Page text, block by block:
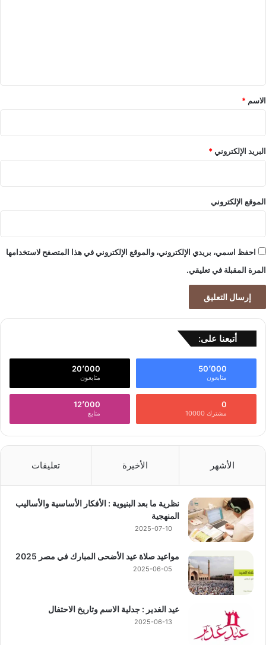
*
الاسم *
البريد الإلكتروني*
الموقع الإلكتروني
احفظ اسمي، بريدي الإلكتروني، والموقع الإلكتروني في هذا المتصفح لاستخدامها
المرة المقبلة في تعليقي.
أتبعنا على:
50٬000
متابعون
20٬000
متابعون
0
مشترك 10000
12٬000
متابع
الأشهر الأخيرة تعليقات
نظرية ما بعد البنيوية : الأفكار الأساسية والأساليب
المنهجية
2025-07-10
مواعيد صلاة عيد الأضحى المبارك في مصر 2025
2025-06-05
عيد الغدير : جدلية الاسم وتاريخ الاحتفال
2025-06-13